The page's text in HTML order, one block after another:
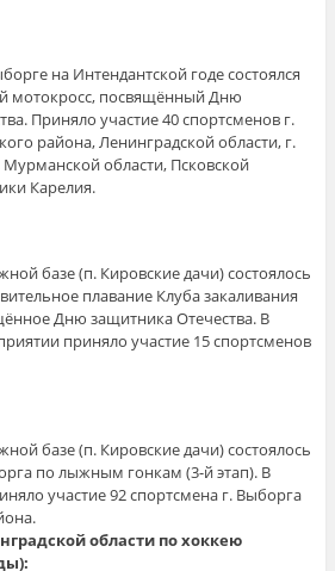
на Интендантской годе состоялся
мотокросс, посвящённый Дню
Приняло участие 40 спортсменов г.
района, Ленинградской области, г.
Мурманской области, Псковской
Карелия.
базе (п. Кировские дачи) состоялось
плавание Клуба закаливания
Дню защитника Отечества. В
приняло участие 15 спортсменов
базе (п. Кировские дачи) состоялось
по лыжным гонкам (3-й этап). В
участие 92 спортсмена г. Выборга
области по хоккею